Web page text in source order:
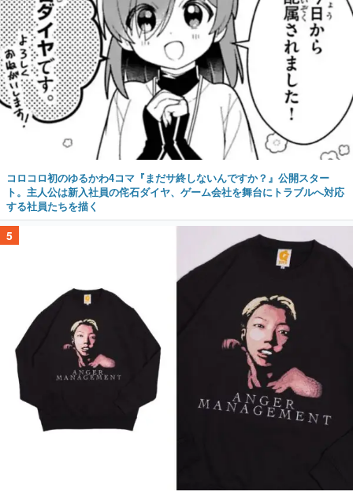
コロコロ初のゆるかわ4コマ『まだサ終しないんですか？』公開スター
ト。主人公は新入社員の侘石ダイヤ、ゲーム会社を舞台にトラブルへ対応
する社員たちを描く
5